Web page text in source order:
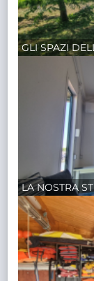
GLI SPAZI
LA NOSTRA